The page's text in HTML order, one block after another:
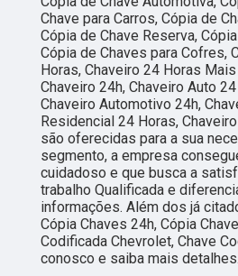
Chave para Carros, Cópia de
Cópia de Chave Reserva,
Cópia de Chaves para Cofres,
Horas, Chaveiro 24 Horas
Chaveiro 24h, Chaveiro Auto
Chaveiro Automotivo 24h,
Residencial 24 Horas,
são oferecidas para a sua
segmento, a empresa
cuidadoso e que busca a
trabalho Qualificada e
informações. Além dos já
Cópia Chaves 24h, Cópia
Codificada Chevrolet, Chave
conosco e saiba mais detalhes.